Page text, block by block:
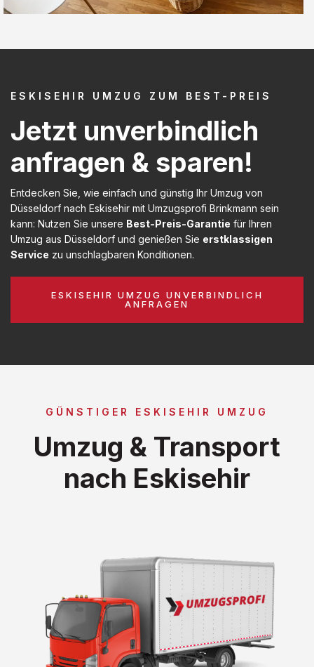
ESKISEHIR UMZUG ZUM BEST-PREIS
Jetzt unverbindlich
anfragen & sparen!
Entdecken Sie, wie einfach und günstig Ihr Umzug von
Düsseldorf nach Eskisehir mit Umzugsprofi Brinkmann sein
kann: Nutzen Sie unsere Best-Preis-Garantie für Ihren
Umzug aus Düsseldorf und genießen Sie erstklassigen
Service zu unschlagbaren Konditionen.
ESKISEHIR UMZUG UNVERBINDLICH
ANFRAGEN
GÜNSTIGER ESKISEHIR UMZUG
Umzug & Transport
nach Eskisehir